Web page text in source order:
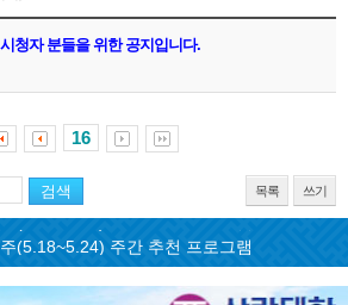
청자 분들을 위한 공지입니다.
16
목록 쓰기
(5.25~5.31) 주간 추천 프로그램
(5.18~5.24) 주간 추천 프로그램
지막주(4.27~5.3) 주간 추천 프로그램
주(4.20~4.26) 주간 추천 프로그램